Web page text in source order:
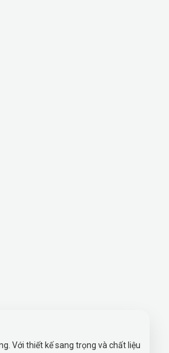
Với thiết kế sang trọng và chất liệu